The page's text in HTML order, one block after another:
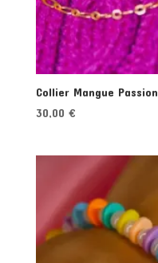
Collier Mangue Passion
30,00 €